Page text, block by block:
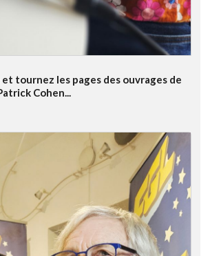
et tournez les pages des ouvrages de
Cohen...